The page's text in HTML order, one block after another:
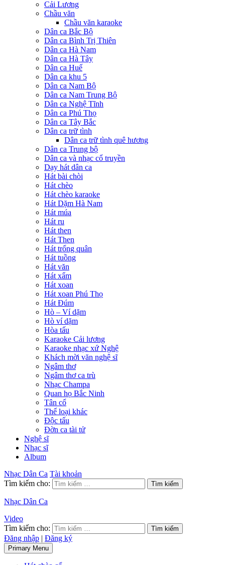
Cải Lương
Chầu văn
Chầu văn karaoke
Dân ca Bắc Bộ
Dân ca Bình Trị Thiên
Dân ca Hà Nam
Dân ca Hà Tây
Dân ca Huế
Dân ca khu 5
Dân ca Nam Bộ
Dân ca Nam Trung Bộ
Dân ca Nghệ Tĩnh
Dân ca Phú Thọ
Dân ca Tây Bắc
Dân ca trữ tình
Dân ca trữ tình quê hương
Dân ca Trung bộ
Dân ca và nhạc cổ truyền
Dạy hát dân ca
Hát bài chòi
Hát chèo
Hát chèo karaoke
Hát Dặm Hà Nam
Hát múa
Hát ru
Hát then
Hát Then
Hát trống quân
Hát tuồng
Hát văn
Hát xẩm
Hát xoan
Hát xoan Phú Thọ
Hát Đúm
Hò – Ví dặm
Hò ví dặm
Hòa tấu
Karaoke Cải lương
Karaoke nhạc xứ Nghệ
Khách mời văn nghệ sĩ
Ngâm thơ
Ngâm thơ ca trù
Nhạc Champa
Quan họ Bắc Ninh
Tân cổ
Thể loại khác
Độc tấu
Đờn ca tài tử
Nghệ sĩ
Nhạc sĩ
Album
Nhạc Dân Ca Tài khoản
Tìm kiếm cho:
Nhạc Dân Ca
Video
Tìm kiếm cho:
Đăng nhập | Đăng ký
Primary Menu